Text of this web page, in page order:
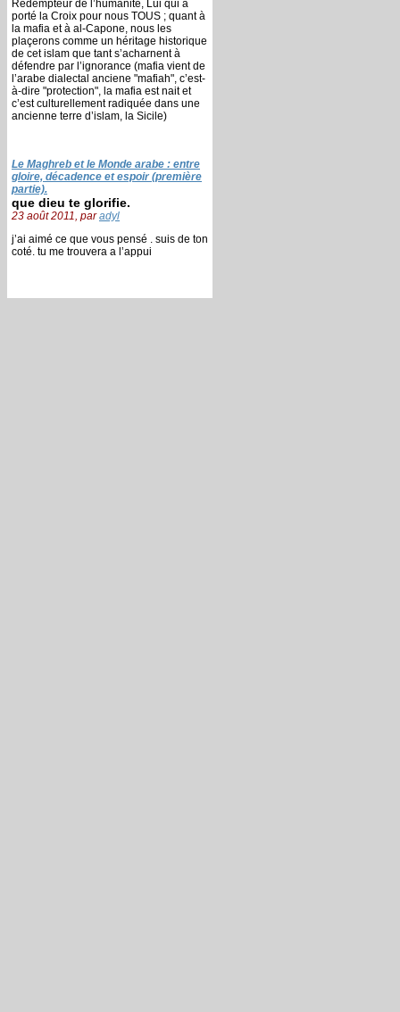
Rédempteur de l’humanité, Lui qui a
porté la Croix pour nous TOUS ; quant à
la mafia et à al-Capone, nous les
plaçerons comme un héritage historique
de cet islam que tant s’acharnent à
défendre par l’ignorance (mafia vient de
l’arabe dialectal anciene "mafiah", c’est-
à-dire "protection", la mafia est nait et
c’est culturellement radiquée dans une
ancienne terre d’islam, la Sicile)
Le Maghreb et le Monde arabe : entre
gloire, décadence et espoir (première
partie).
que dieu te glorifie.
23 août 2011, paradyl
j’ai aimé ce que vous pensé . suis de ton
coté. tu me trouvera a l’appui